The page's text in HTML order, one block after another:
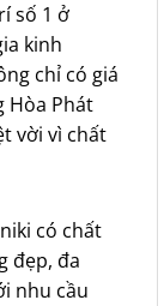
số 1 ở
kinh
chỉ có giá
Hòa Phát
vời vì chất
có chất
đẹp, đa
nhu cầu